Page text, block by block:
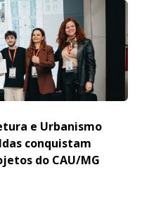
e Urbanismo
conquistam
do CAU/MG